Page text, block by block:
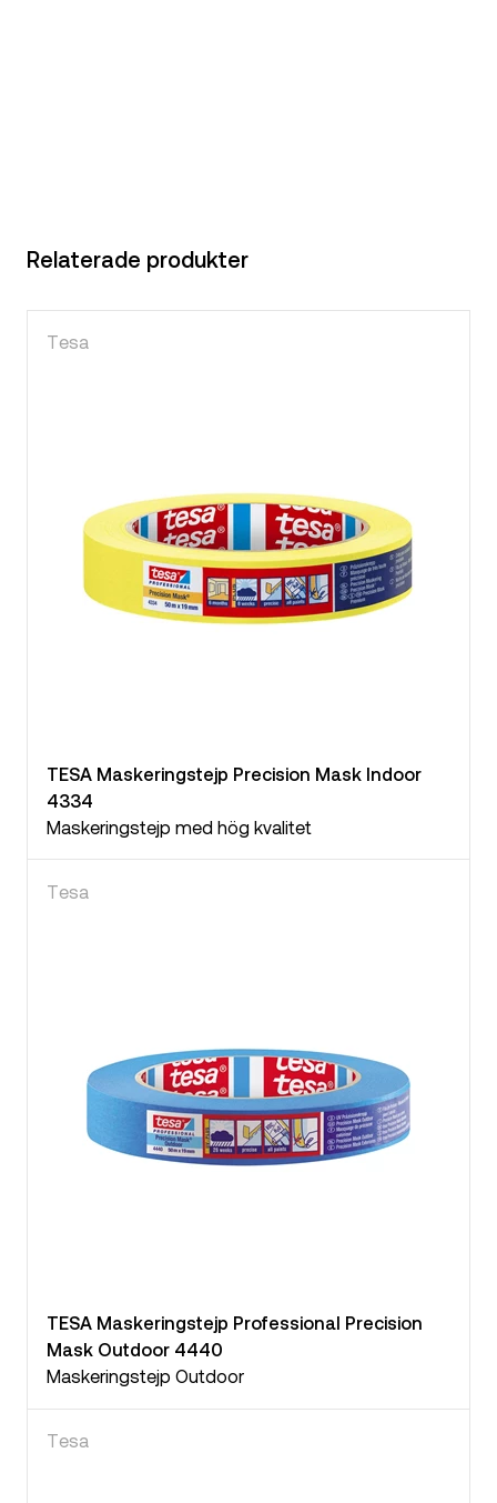
Relaterade produkter
Tesa
TESA Maskeringstejp Precision Mask Indoor
4334
Maskeringstejp med hög kvalitet
Tesa
TESA Maskeringstejp Professional Precision
Mask Outdoor 4440
Maskeringstejp Outdoor
Tesa